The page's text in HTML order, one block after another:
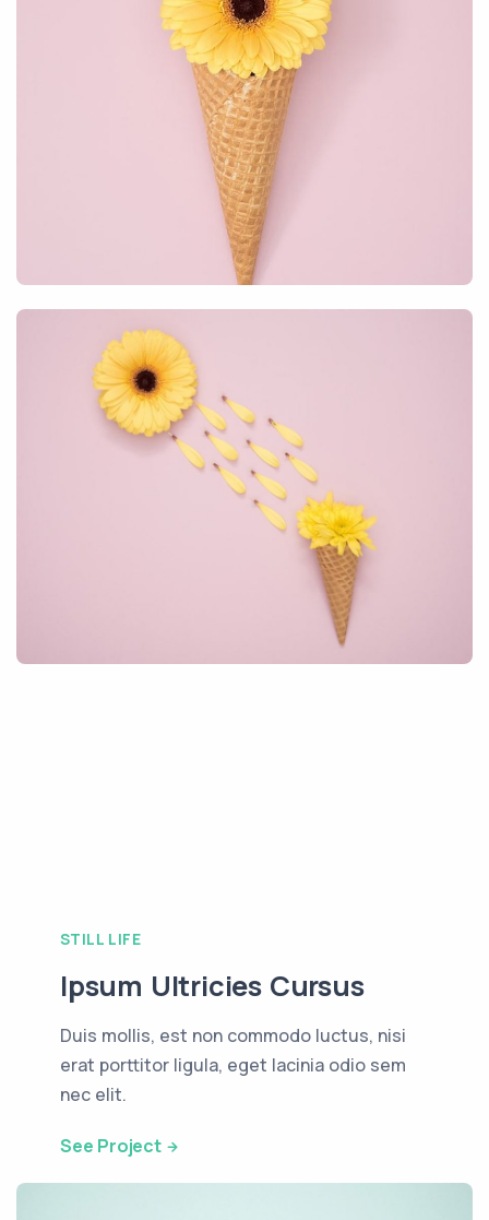
STILL LIFE
Ipsum Ultricies Cursus
Duis mollis, est non commodo luctus, nisi
erat porttitor ligula, eget lacinia odio sem
nec elit.
See Project